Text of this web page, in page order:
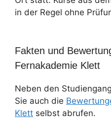
in der Regel ohne
Fakten und
Fernakademie Klett
Neben den
Sie auch die
Klett selbst abrufen.